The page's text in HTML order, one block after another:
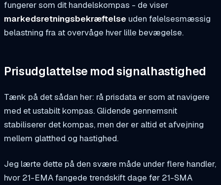
fungerer som dit handelskompas - de viser
markedsretningsbekræftelse uden følelsesmæssig
belastning fra at overvåge hver lille bevægelse.
Prisudglattelse mod signalhastighed
Tænk på det sådan her: rå prisdata er som at navigere
med et ustabilt kompas. Glidende gennemsnit
stabiliserer det kompas, men der er altid et afvejning
mellem glatthed og hastighed.
Jeg lærte dette på den svære måde under flere handler,
hvor 21-EMA fangede trendskift dage før 21-SMA